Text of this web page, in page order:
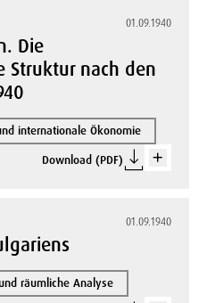
01.09.1940
Die
Struktur nach den
internationale Ökonomie
Download (PDF)
01.09.1940
räumliche Analyse